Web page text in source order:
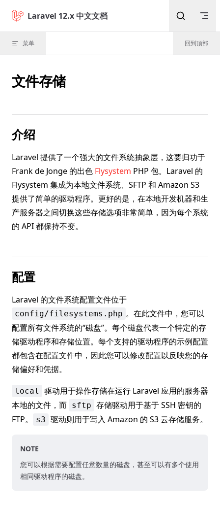
Skip to content
Laravel 12.x 中文文档
菜单 回到顶部
文件存储
介绍
Laravel 提供了一个强大的文件系统抽象层，这要归功于
Frank de Jonge 的出色 Flysystem PHP 包。Laravel 的
Flysystem 集成为本地文件系统、SFTP 和 Amazon S3
提供了简单的驱动程序。更好的是，在本地开发机器和生
产服务器之间切换这些存储选项非常简单，因为每个系统
的 API 都保持不变。
配置
Laravel 的文件系统配置文件位于
config/filesystems.php 。在此文件中，您可以
配置所有文件系统的“磁盘”。每个磁盘代表一个特定的存
储驱动程序和存储位置。每个支持的驱动程序的示例配置
都包含在配置文件中，因此您可以修改配置以反映您的存
储偏好和凭据。
local
驱动用于操作存储在运行 Laravel 应用的服务器
本地的文件，而 sftp 存储驱动用于基于 SSH 密钥的
FTP。
s3 驱动则用于写入 Amazon 的 S3 云存储服务。
NOTE
您可以根据需要配置任意数量的磁盘，甚至可以有多个使用
相同驱动程序的磁盘。